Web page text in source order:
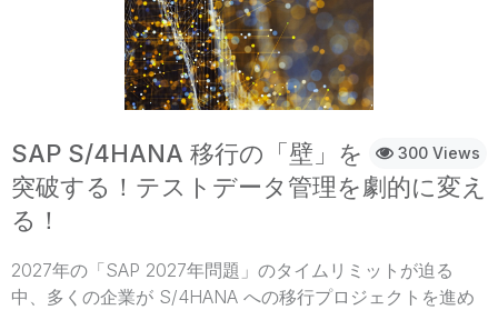
締め切りは、6月 2日（火）17:00 までです。お早めにお申
し込みください。 【開催概要】日時：2026年 6月 10日
（水）13:00 - 18:30（受付開始 12:00） 懇親会 18:30 -
19:30会場：有明セントラルタワーホール＆カンファレンス
加費：無料お問い合わせ：Marketingjp@qlik.com までお問
い合わせください。 今すぐ申し込む
300 Views
SAP S/4HANA 移行の「壁」を
突破する！テストデータ管理を劇的に変え
る！
2027年の「SAP 2027年問題」のタイムリミットが迫る
中、多くの企業が S/4HANA への移行プロジェクトを進め